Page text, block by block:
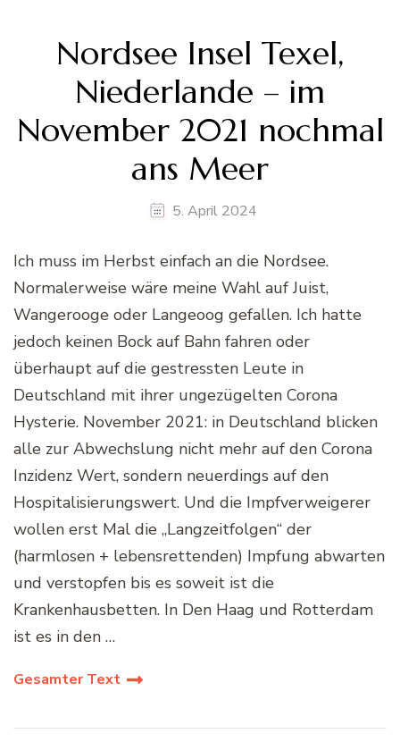
Nordsee Insel Texel,
Niederlande – im
November 2021 nochmal
ans Meer
5. April 2024
Ich muss im Herbst einfach an die Nordsee.
Normalerweise wäre meine Wahl auf Juist,
Wangerooge oder Langeoog gefallen. Ich hatte
jedoch keinen Bock auf Bahn fahren oder
überhaupt auf die gestressten Leute in
Deutschland mit ihrer ungezügelten Corona
Hysterie. November 2021: in Deutschland blicken
alle zur Abwechslung nicht mehr auf den Corona
Inzidenz Wert, sondern neuerdings auf den
Hospitalisierungswert. Und die Impfverweigerer
wollen erst Mal die „Langzeitfolgen“ der
(harmlosen + lebensrettenden) Impfung abwarten
und verstopfen bis es soweit ist die
Krankenhausbetten. In Den Haag und Rotterdam
ist es in den …
Gesamter Text